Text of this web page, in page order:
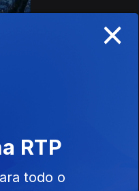
07 set. 2018
×
RTP
todo o